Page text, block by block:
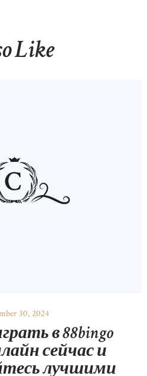
Like
30, 2024
в 88bingo
сейчас и
лучшими